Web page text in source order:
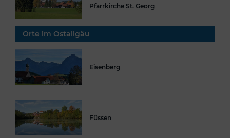
Pfarrkirche St. Georg
Orte im Ostallgäu
Eisenberg
Füssen